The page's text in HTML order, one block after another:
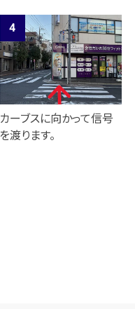
カーブスに向かって信号
を渡ります。